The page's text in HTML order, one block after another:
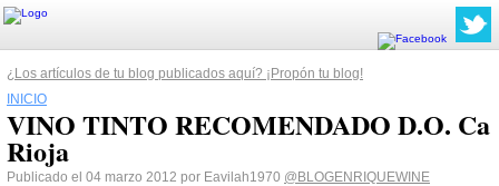
¿Los artículos de tu blog publicados aquí? ¡Propón tu blog!
INICIO
VINO TINTO RECOMENDADO D.O. Ca
Rioja
Publicado el 04 marzo 2012 por Eavilah1970 @BLOGENRIQUEWINE